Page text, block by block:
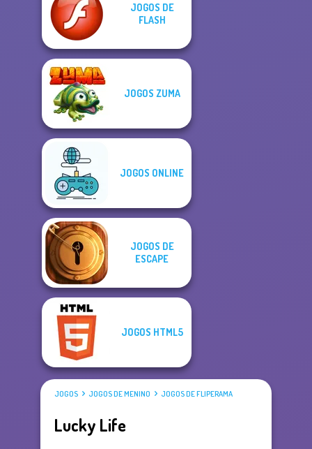
JOGOS DE
FLASH
JOGOS ZUMA
JOGOS ONLINE
JOGOS DE
ESCAPE
JOGOS HTML5
JOGOS JOGOS DE MENINO JOGOS DE FLIPERAMA
Lucky Life